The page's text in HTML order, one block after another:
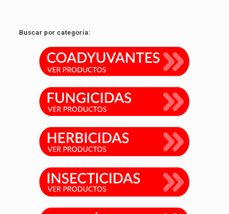
Buscar por categoría: